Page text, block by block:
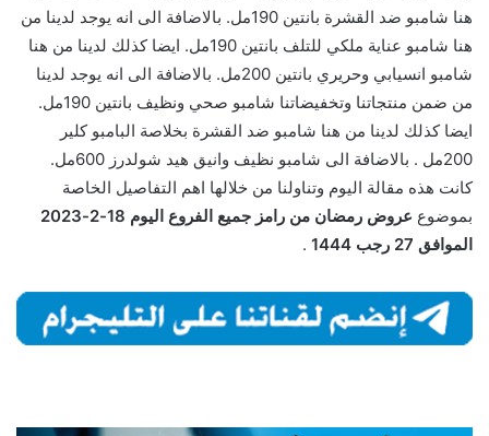
هنا شامبو ضد القشرة بانتين 190مل. بالاضافة الى انه يوجد لدينا من
هنا شامبو عناية ملكي للتلف بانتين 190مل. ايضا كذلك لدينا من هنا
شامبو انسيابي وحريري بانتين 200مل. بالاضافة الى انه يوجد لدينا
من ضمن منتجاتنا وتخفيضاتنا شامبو صحي ونظيف بانتين 190مل.
ايضا كذلك لدينا من هنا شامبو ضد القشرة بخلاصة البامبو كلير
200مل . بالاضافة الى شامبو نظيف وانيق هيد شولدرز 600مل.
كانت هذه مقالة اليوم وتناولنا من خلالها اهم التفاصيل الخاصة
بموضوع
عروض رمضان من رامز جميع الفروع اليوم 18-2-2023
الموافق 27 رجب 1444
.